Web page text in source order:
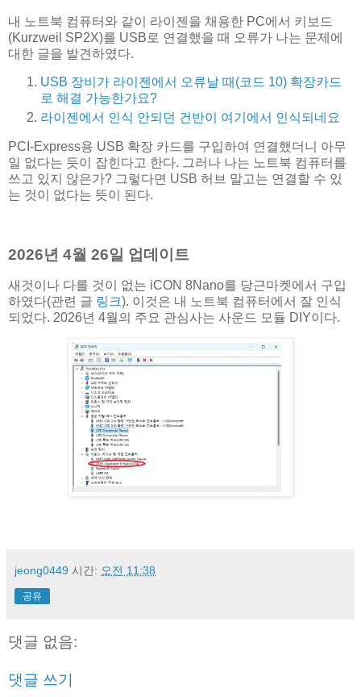
내 노트북 컴퓨터와 같이 라이젠을 채용한 PC에서 키보드
(Kurzweil SP2X)를 USB로 연결했을 때 오류가 나는 문제에
대한 글을 발견하였다.
USB 장비가 라이젠에서 오류날 때(코드 10) 확장카드
로 해결 가능한가요?
라이젠에서 인식 안되던 건반이 여기에서 인식되네요
PCI-Express용 USB 확장 카드를 구입하여 연결했더니 아무
일 없다는 듯이 잡힌다고 한다. 그러나 나는 노트북 컴퓨터를
쓰고 있지 않은가? 그렇다면 USB 허브 말고는 연결할 수 있
는 것이 없다는 뜻이 된다.
2026년 4월 26일 업데이트
새것이나 다를 것이 없는 iCON 8Nano를 당근마켓에서 구입
하였다(관련 글 링크). 이것은 내 노트북 컴퓨터에서 잘 인식
되었다. 2026년 4월의 주요 관심사는 사운드 모듈 DIY이다.
jeong0449 시간: 오전 11:38
공유
댓글 없음:
댓글 쓰기